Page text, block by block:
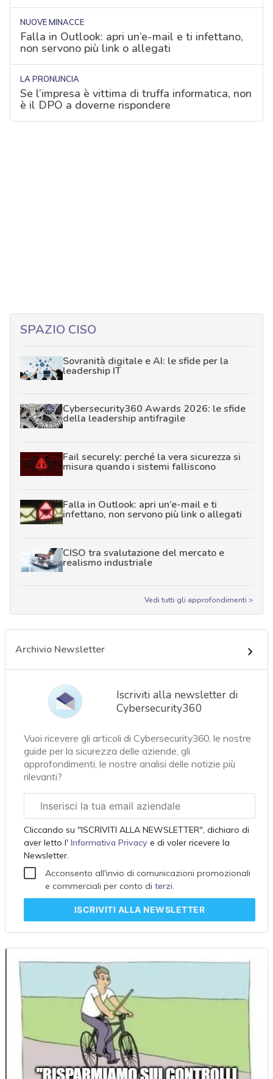
NUOVE MINACCE
Falla in Outlook: apri un’e-mail e ti infettano,
non servono più link o allegati
LA PRONUNCIA
Se l’impresa è vittima di truffa informatica, non
è il DPO a doverne rispondere
SPAZIO CISO
Sovranità digitale e AI: le sfide per la
leadership IT
Cybersecurity360 Awards 2026: le sfide
della leadership antifragile
Fail securely: perché la vera sicurezza si
misura quando i sistemi falliscono
Falla in Outlook: apri un’e-mail e ti
infettano, non servono più link o allegati
CISO tra svalutazione del mercato e
realismo industriale
Vedi tutti gli approfondimenti >
Archivio Newsletter
Iscriviti alla newsletter di
Cybersecurity360
Vuoi ricevere gli articoli di Cybersecurity360, le nostre
guide per la sicurezza delle aziende, gli
approfondimenti, le nostre analisi delle notizie più
rilevanti?
aziendale
Cliccando su "ISCRIVITI ALLA NEWSLETTER", dichiaro di
aver letto l'Informativa Privacy e di voler ricevere la
Newsletter.
Acconsento all'invio di comunicazioni promozionali
e commerciali per conto di terzi.
ISCRIVITI ALLA NEWSLETTER